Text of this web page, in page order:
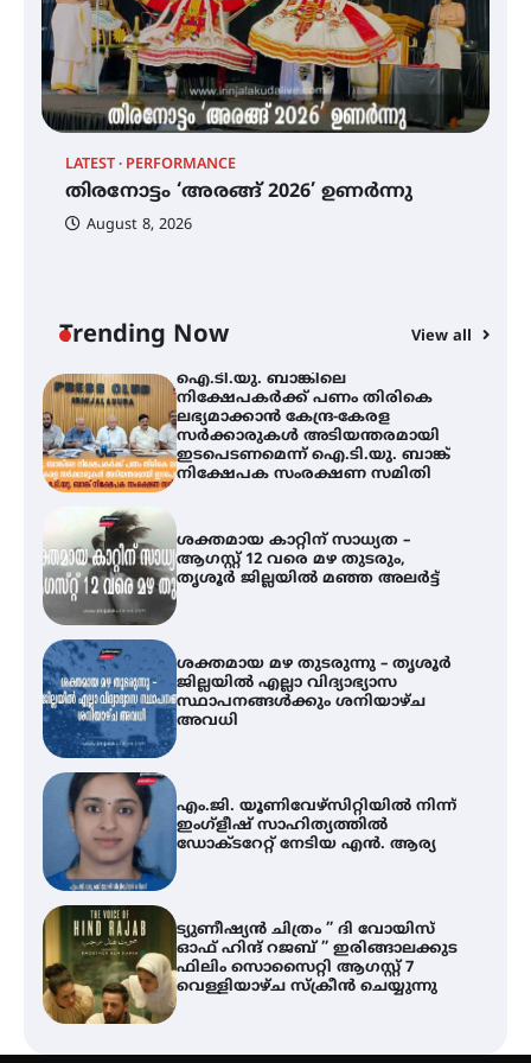
LATEST PERFORMANCE
തിരനോട്ടം ‘അരങ്ങ് 2026’ ഉണർന്നു
August 8, 2026
Trending Now View all
ഓഫ് ഹിന്ദ് റജബ് ” ഇരിങ്ങാലക്കുട
ഫിലിം സൊസൈറ്റി ആഗസ്റ്റ് 7
വെള്ളിയാഴ്ച സ്‌ക്രീൻ ചെയ്യുന്നു
തിരനോട്ടം ‘അരങ്ങ് 2026’ ഉണർന്നു
ഇടപെടണമെന്ന് ഐ.ടി.യു. ബാങ്ക്
നിക്ഷേപക സംരക്ഷണ സമിതി
ശക്തമായ കാറ്റിന് സാധ്യത –
ആഗസ്റ്റ് 12 വരെ മഴ തുടരും,
തൃശൂർ ജില്ലയിൽ മഞ്ഞ അലർട്ട്
ശക്തമായ മഴ തുടരുന്നു – തൃശൂർ
ജില്ലയിൽ എല്ലാ വിദ്യാഭ്യാസ
സ്ഥാപനങ്ങൾക്കും ശനിയാഴ്ച
അവധി
എം.ജി. യൂണിവേഴ്‌സിറ്റിയിൽ നിന്ന്
ഇംഗ്ളീഷ് സാഹിത്യത്തിൽ
ഡോക്ടറേറ്റ് നേടിയ എൻ. ആര്യ
ട്യുണീഷ്യൻ ചിത്രം ” ദി വോയിസ്
ഓഫ് ഹിന്ദ് റജബ് ” ഇരിങ്ങാലക്കുട
ഫിലിം സൊസൈറ്റി ആഗസ്റ്റ് 7
വെള്ളിയാഴ്ച സ്‌ക്രീൻ ചെയ്യുന്നു
തിരനോട്ടം ‘അരങ്ങ് 2026’ ഉണർന്നു